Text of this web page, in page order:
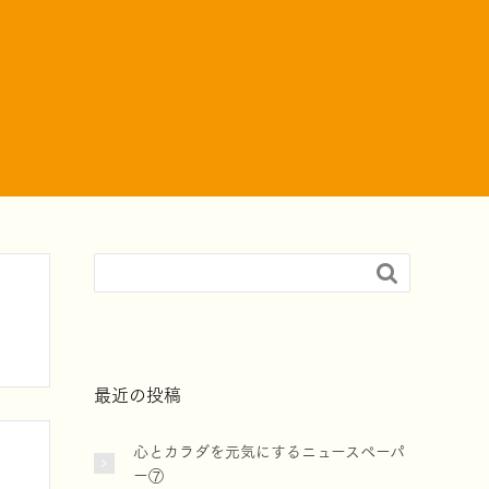

最近の投稿
心とカラダを元気にするニュースペーパ
ー⑦